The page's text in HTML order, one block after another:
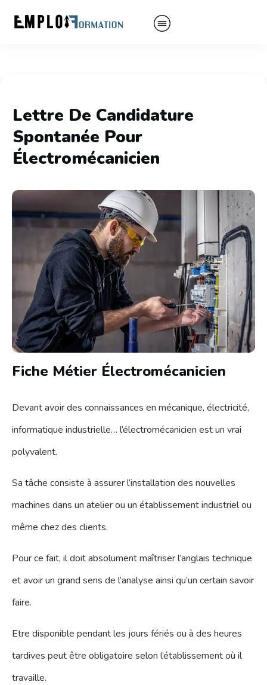
Lettre De Candidature
Spontanée Pour
Électromécanicien
Fiche Métier Électromécanicien
Devant avoir des connaissances en mécanique, électricité,
informatique industrielle… l’électromécanicien est un vrai
polyvalent.
Sa tâche consiste à assurer l’installation des nouvelles
machines dans un atelier ou un établissement industriel ou
même chez des clients.
Pour ce fait, il doit absolument maîtriser l’anglais technique
et avoir un grand sens de l’analyse ainsi qu’un certain savoir
faire.
Etre disponible pendant les jours fériés ou à des heures
tardives peut être obligatoire selon l’établissement où il
travaille.